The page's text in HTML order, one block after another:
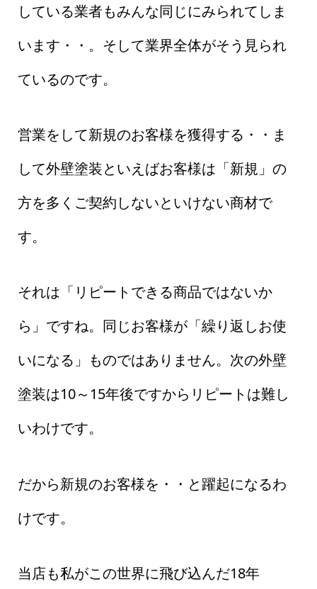
している業者もみんな同じにみられてしま
います・・。そして業界全体がそう見られ
ているのです。
営業をして新規のお客様を獲得する・・ま
して外壁塗装といえばお客様は「新規」の
方を多くご契約しないといけない商材で
す。
それは「リピートできる商品ではないか
ら」ですね。同じお客様が「繰り返しお使
いになる」ものではありません。次の外壁
塗装は10～15年後ですからリピートは難し
いわけです。
だから新規のお客様を・・と躍起になるわ
けです。
当店も私がこの世界に飛び込んだ18年